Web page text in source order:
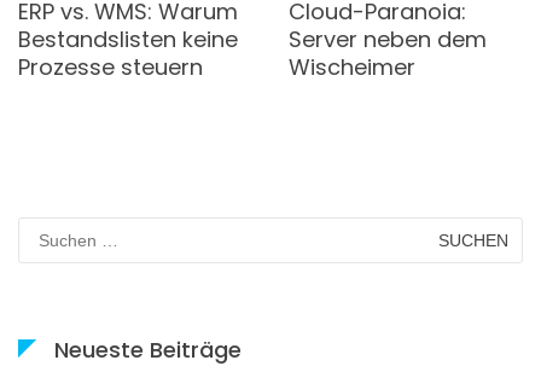
ERP vs. WMS: Warum
Bestandslisten keine
Prozesse steuern
Cloud-Paranoia:
Server neben dem
Wischeimer
Suchen
nach:
Neueste Beiträge